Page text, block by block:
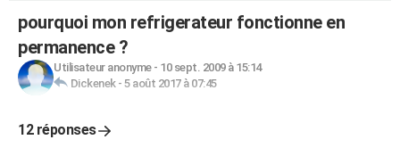
pourquoi mon refrigerateur fonctionne en
permanence ?
Utilisateur anonyme- 10 sept. 2009 à 15:14
Dickenek- 5 août 2017 à 07:45
12 réponses